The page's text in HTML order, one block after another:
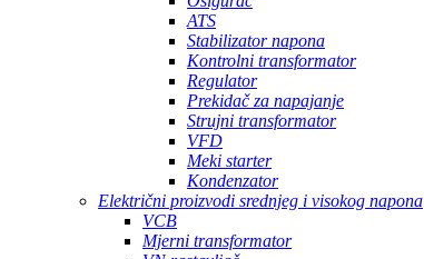
ATS
Stabilizator napona
Kontrolni transformator
Regulator
Prekidač za napajanje
Strujni transformator
VFD
Meki starter
Kondenzator
Električni proizvodi srednjeg i visokog napona
VCB
Mjerni transformator